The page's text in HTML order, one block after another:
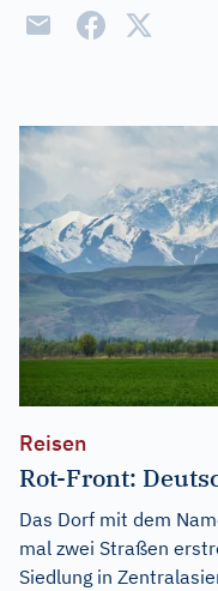
Reisen
Rot-Front:
Das Dorf mit dem
mal zwei Straßen
Siedlung in